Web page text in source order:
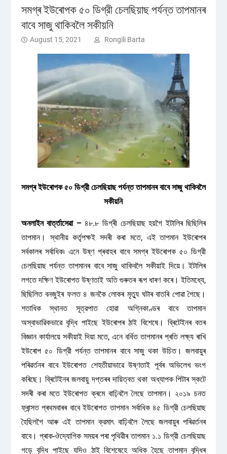
সমগ্ৰ ইউৰোপক ৫০ ডিগ্রী চেলছিয়াছ পর্যন্ত তাপমানৰ
বাবে সাজু থাকিবলৈ সকীয়নি
August 15, 2021 Rongili Barta
সমগ্ৰ ইউৰোপক ৫০ ডিগ্রী চেলছিয়াছ পর্যন্ত তাপমানৰ বাবে সাজু থাকিবলৈ
সকীয়নি
অনলাইন বাৰ্ত্তাসেৱা –৪৮.৮ ডিগ্ৰী চেলছিয়াছ হয়গৈ ইটালিৰ ছিছিলিৰ
তাপমান। স্থানীয় কৰ্তৃপক্ষই সদৰী কৰা মতে, এই তাপমান ইউৰোপৰ
সৰ্বকালৰ সৰ্বাধিক৷ এনে উষ্ণ প্ৰবাহৰ বাবে সমগ্ৰ ইউৰোপক ৫০ ডিগ্রী
চেলছিয়াছ পর্যন্ত তাপমানৰ বাবে সাজু থাকিবলৈ সকীয়াই দিয়ে। ইটালিৰ
লগতে দক্ষিণ ইউৰোপত উষ্ণতাই অতি গুৰুতৰ ৰূপ ধাৰণ কৰে। ইতিমধ্যে,
ছিছিলিত বনজুইৰ ফলত ৪ জনকৈ লোকৰ মৃত্যু ঘটাৰ বাতৰি পোৱা গৈছে।
শতাধিক স্থানত সূত্রপাত হোৱা অগ্নিকাণ্ডৰ বাবে তাপমান
অস্বাভাৱিকভাৱে বৃদ্ধি পাইছে ইউৰোপৰ ঠাই বিশেষে। ব্ৰিটেইনৰ বতৰ
বিজ্ঞান কার্যালয়ে সকীয়াই দিয়া মতে, এনে বৰ্ধিত তাপমানৰ প্ৰতি লক্ষ্য ৰাখি
ইউৰোপ ৫০ ডিগ্রী পর্যন্ত তাপমানৰ বাবে সাজু থকা উচিত। জলবায়ুৰ
পৰিৱৰ্তনৰ বাবে ইউৰোপত শেহতীয়াভাৱে উষ্ণতাই পূৰ্বৰ অভিলেখ ভংগ
কৰিছে। ব্ৰিটেইনৰ জলবায়ু দপ্তৰৰ দায়িত্বত থকা অধ্যাপক পিটাৰ স্কটে
সদৰী কৰা মতে ইউৰোপত ক্ৰমে বাঢ়িবলৈ লৈছে তাপমান। ২০১৯ চনত
ফ্ৰান্সত প্ৰথমবাৰৰ বাবে ইউৰোপত তাপমান সর্বাধিক ৪৫ ডিগ্রী চেলছিয়াছ
হৈছিলগৈ আৰু এই তাপমান ক্রমাৎ বাঢ়িবলৈ লৈছে জলবায়ুৰ পৰিৱৰ্তনৰ
বাবে। প্ৰাক-ঔদ্যোগিক সময়ৰ পৰা পৃথিৱীৰ তাপমান ১.১ ডিগ্রী চেলছিয়াছ
গড়ে বৃদ্ধি পাইছে যদিও ঠাই বিশেষেহে অধিক হৈছে তাপমান বৃদ্ধিৰ